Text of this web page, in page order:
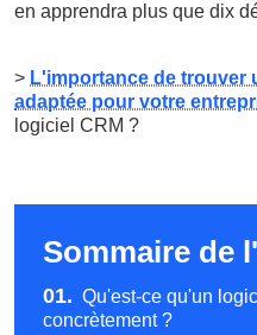
en apprendra plus que dix
> L'importance de trouver
adaptée pour votre
logiciel CRM ?
Sommaire de
01. Qu'est-ce qu'un
concrètement ?